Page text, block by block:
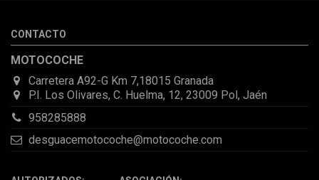
la pieza llegó correcta y bien embalada, además de llegarme 2
CONTACTO
MOTOCOCHE
Carretera A92-G Km 7,18015 Granada
P.I. Los Olivares, C. Huelma, 12, 23009 Pol, Jaén
958285888
desguacemotocoche@motocoche.com